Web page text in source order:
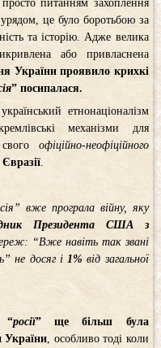
питанням захоплення
це було боротьбою за
та історію. Адже велика
або привласнена
України проявило крихкі
” посипалася.
етнонаціоналізм
механізми для
офіційно-неофіційного
Євразії
вже програла війну, яку
Президента США з
“Вже навіть так звані
не досяг і 1% від загальної
“росії” ще більш була
України , особливо тоді коли